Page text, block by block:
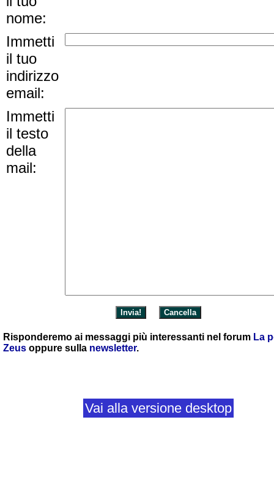
nome:
Immetti
il tuo
indirizzo
email:
Immetti
il testo
della
mail:
Risponderemo ai messaggi più interessanti nel forum La
Zeus oppure sulla newsletter.
Vai alla versione desktop